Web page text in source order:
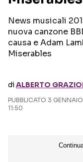
News musicali
nuova canzone
causa e Adam
Miserables
diALBERTO
PUBBLICATO 3
11:50